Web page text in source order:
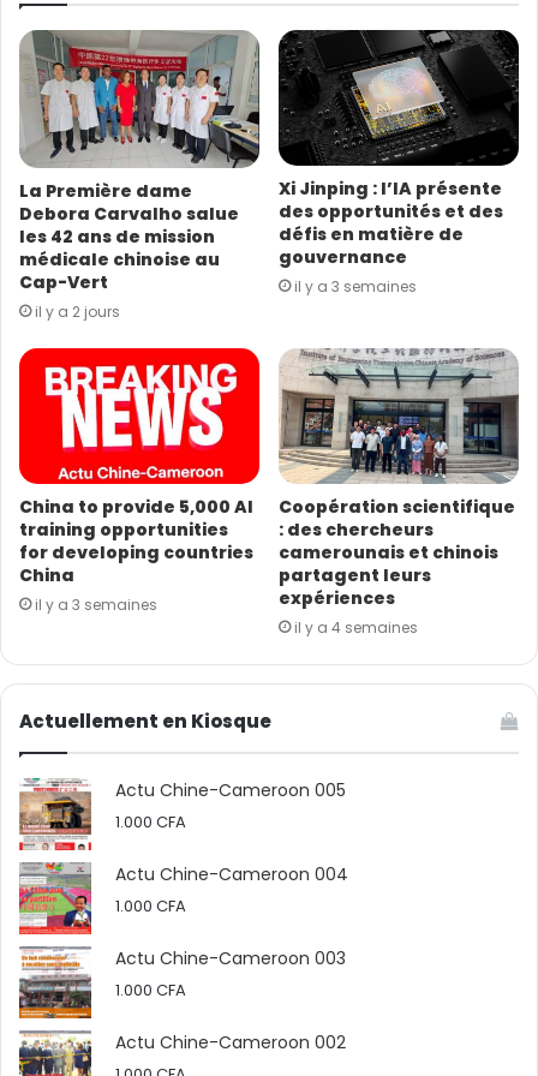
r
e
r
e
s
s
e
E
m
a
i
La Première dame
Debora Carvalho salue
les 42 ans de mission
médicale chinoise au
Cap-Vert
il y a 2 jours
Xi Jinping : l’IA présente
des opportunités et des
défis en matière de
gouvernance
il y a 3 semaines
China to provide 5,000 AI
training opportunities
for developing countries
China
il y a 3 semaines
Coopération scientifique
: des chercheurs
camerounais et chinois
partagent leurs
expériences
il y a 4 semaines
Actuellement en Kiosque
Actu Chine-Cameroon 005
1.000 CFA
Actu Chine-Cameroon 004
1.000 CFA
Actu Chine-Cameroon 003
1.000 CFA
Actu Chine-Cameroon 002